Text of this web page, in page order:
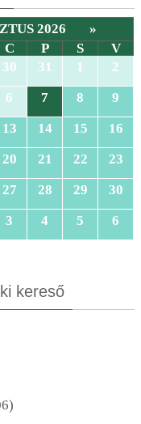
2026
»
C P S
V
30 31 1
2
6 7 8
9
13 14 15
16
20 21 22
23
27 28 29
30
3 4 5 6
kereső